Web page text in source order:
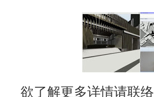
欲了解更多详情请联络